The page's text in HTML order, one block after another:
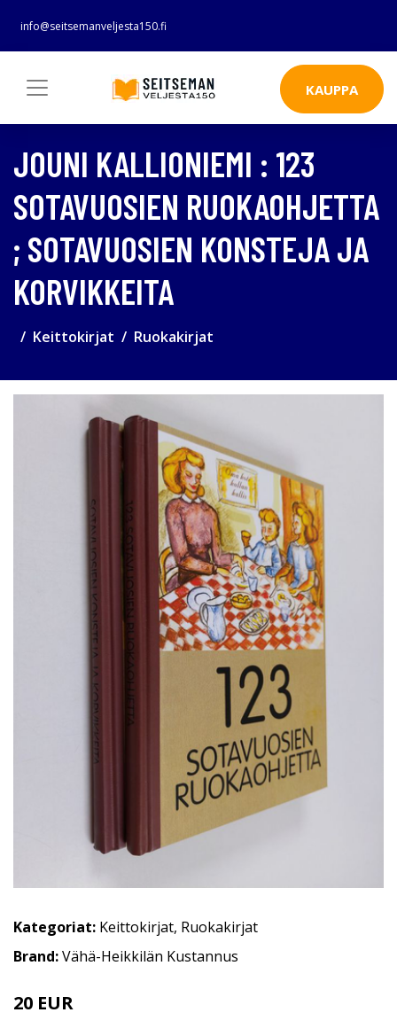
info@seitsemanveljesta150.fi
KAUPPA
JOUNI KALLIONIEMI : 123
SOTAVUOSIEN RUOKAOHJETTA
; SOTAVUOSIEN KONSTEJA JA
KORVIKKEITA
Keittokirjat Ruokakirjat
Kategoriat: Keittokirjat, Ruokakirjat
Brand:Vähä-Heikkilän Kustannus
20 EUR